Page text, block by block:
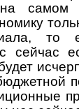
самом
то
сейчас